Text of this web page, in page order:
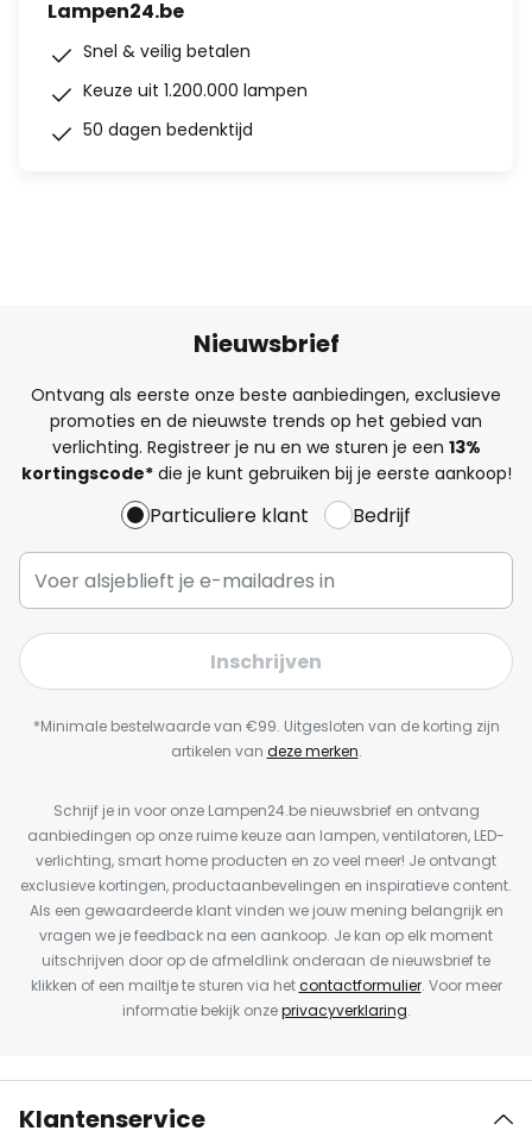
Lampen24.be
Snel & veilig betalen
Keuze uit 1.200.000 lampen
50 dagen bedenktijd
Nieuwsbrief
Ontvang als eerste onze beste aanbiedingen, exclusieve
promoties en de nieuwste trends op het gebied van
verlichting. Registreer je nu en we sturen je een 13%
kortingscode*die je kunt gebruiken bij je eerste aankoop!
Particuliere klant Bedrijf
Inschrijven
*Minimale bestelwaarde van €99. Uitgesloten van de korting zijn
artikelen van deze merken.
Schrijf je in voor onze Lampen24.be nieuwsbrief en ontvang
aanbiedingen op onze ruime keuze aan lampen, ventilatoren, LED-
verlichting, smart home producten en zo veel meer! Je ontvangt
exclusieve kortingen, productaanbevelingen en inspiratieve content.
Als een gewaardeerde klant vinden we jouw mening belangrijk en
vragen we je feedback na een aankoop. Je kan op elk moment
uitschrijven door op de afmeldlink onderaan de nieuwsbrief te
klikken of een mailtje te sturen via hetcontactformulier. Voor meer
informatie bekijk onzeprivacyverklaring.
Klantenservice